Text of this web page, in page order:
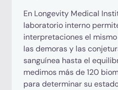
En Longevity Medical
laboratorio interno
interpretaciones el
las demoras y las
sanguínea hasta el
medimos más de 120
para determinar su